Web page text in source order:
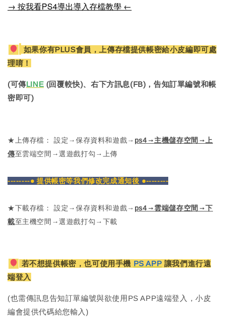
→ 按我看PS4導出導入存檔教學 ←
如果你有PLUS會員，上傳存檔提供帳密給小皮編即可處
理唷！
(可傳LINE (回覆較快)、右下方訊息(FB)，告知訂單編號和帳
密即可)
★上傳存檔： 設定→保存資料和遊戲→ ps4→主機儲存空間→上
傳至雲端空間→選遊戲打勾→上傳
--------● 提供帳密等我們修改完成通知後 ●--------
★下載存檔： 設定→保存資料和遊戲→ ps4→雲端儲存空間→下
載至主機空間→選遊戲打勾→下載
若不想提供帳密，也可使用手機 PS APP 讓我們進行遠
端登入
(也需傳訊息告知訂單編號與欲使用PS APP遠端登入，小皮
編會提供代碼給您輸入)